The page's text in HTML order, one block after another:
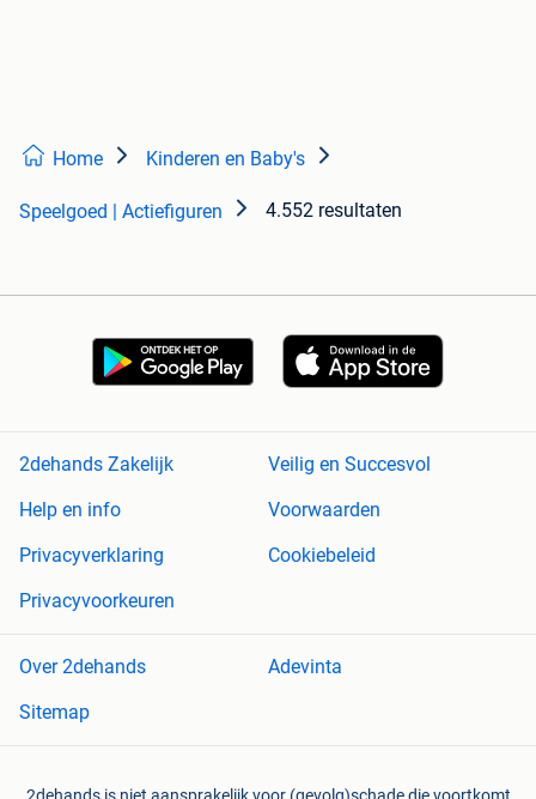
Home Kinderen en Baby's
Speelgoed | Actiefiguren 4.552 resultaten
2dehands Zakelijk
Veilig en Succesvol
Help en info
Voorwaarden
Privacyverklaring
Cookiebeleid
Privacyvoorkeuren
Over 2dehands
Adevinta
Sitemap